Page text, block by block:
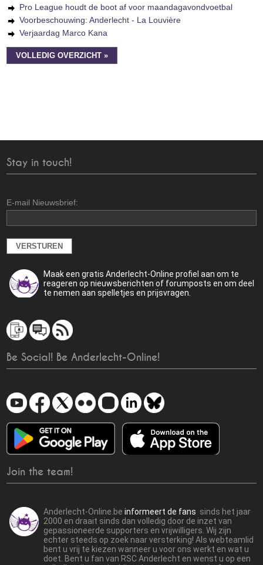
Pro League houdt de boot af voor maandagavondvoetbal
Voorbeschouwing: Anderlecht - La Louvière
Verjaardag Marco Kana
VOLLEDIG OVERZICHT »
Stay in touch!
E-mail Nieuwsbrief:
Maak een gratis Anderlecht-Online profiel aan om te
reageren op nieuwsberichten of forumposts en om deel
te nemen aan spelletjes en prijsvragen.
Be Social! Be Anderlecht-Online!
Join the team!
Anderlecht-Online.beinformeert de fans sinds het jaar
2000 en draait sinds dan volledig door de inzet van
gepassioneerde supporters en vrijwilligers. Wij zijn
echter steeds op zoek naar versterking! Als webteamlid
bent u vrij te kiezen wanneer u voor ons werkt en wat u
doet. Bent u fan van RSC Anderlecht en wenst u op een